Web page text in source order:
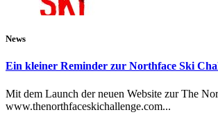
News
Ein kleiner Reminder zur Northface Ski
Mit dem Launch der neuen Website zur The
www.thenorthfaceskichallenge.com...